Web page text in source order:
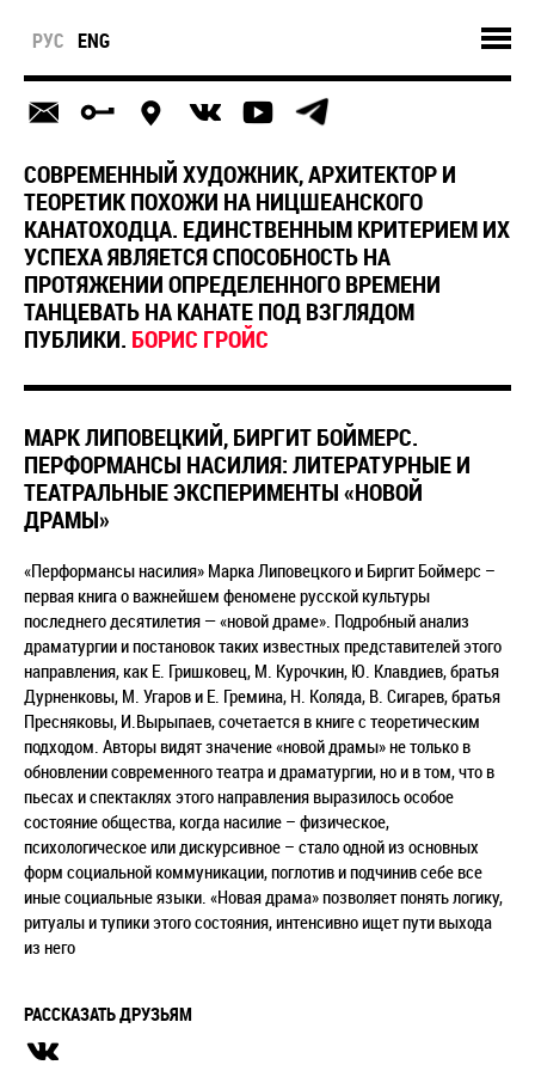
РУС ENG
СОВРЕМЕННЫЙ ХУДОЖНИК, АРХИТЕКТОР И
ТЕОРЕТИК ПОХОЖИ НА НИЦШЕАНСКОГО
КАНАТОХОДЦА. ЕДИНСТВЕННЫМ КРИТЕРИЕМ ИХ
УСПЕХА ЯВЛЯЕТСЯ СПОСОБНОСТЬ НА
ПРОТЯЖЕНИИ ОПРЕДЕЛЕННОГО ВРЕМЕНИ
ТАНЦЕВАТЬ НА КАНАТЕ ПОД ВЗГЛЯДОМ
ПУБЛИКИ. БОРИС ГРОЙС
МАРК ЛИПОВЕЦКИЙ, БИРГИТ БОЙМЕРС.
ПЕРФОРМАНСЫ НАСИЛИЯ: ЛИТЕРАТУРНЫЕ И
ТЕАТРАЛЬНЫЕ ЭКСПЕРИМЕНТЫ «НОВОЙ
ДРАМЫ»
«Перформансы насилия» Марка Липовецкого и Биргит Боймерс –
первая книга о важнейшем феномене русской культуры
последнего десятилетия — «новой драме». Подробный анализ
драматургии и постановок таких известных представителей этого
направления, как Е. Гришковец, М. Курочкин, Ю. Клавдиев, братья
Дурненковы, М. Угаров и Е. Гремина, Н. Коляда, В. Сигарев, братья
Пресняковы, И.Вырыпаев, сочетается в книге с теоретическим
подходом. Авторы видят значение «новой драмы» не только в
обновлении современного театра и драматургии, но и в том, что в
пьесах и спектаклях этого направления выразилось особое
состояние общества, когда насилие – физическое,
психологическое или дискурсивное – стало одной из основных
форм социальной коммуникации, поглотив и подчинив себе все
иные социальные языки. «Новая драма» позволяет понять логику,
ритуалы и тупики этого состояния, интенсивно ищет пути выхода
из него
РАССКАЗАТЬ ДРУЗЬЯМ